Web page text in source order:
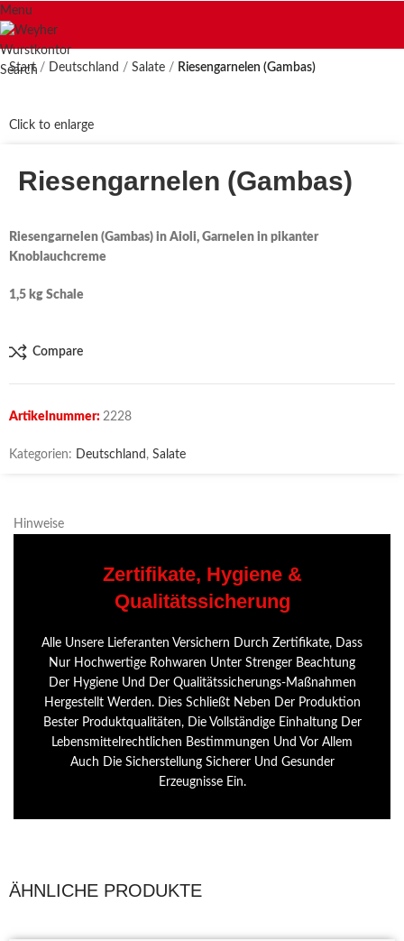
Menu
Search
Start Deutschland Salate Riesengarnelen (Gambas)
Click to enlarge
Riesengarnelen (Gambas)
Riesengarnelen (Gambas) in Aioli, Garnelen in pikanter
Knoblauchcreme
1,5 kg Schale
Compare
Artikelnummer: 2228
Kategorien: Deutschland , Salate
Hinweise
Zertifikate, Hygiene &
Qualitätssicherung
Alle Unsere Lieferanten Versichern Durch Zertifikate, Dass
Nur Hochwertige Rohwaren Unter Strenger Beachtung
Der Hygiene Und Der Qualitätssicherungs-Maßnahmen
Hergestellt Werden. Dies Schließt Neben Der Produktion
Bester Produktqualitäten, Die Vollständige Einhaltung Der
Lebensmittelrechtlichen Bestimmungen Und Vor Allem
Auch Die Sicherstellung Sicherer Und Gesunder
Erzeugnisse Ein.
ÄHNLICHE PRODUKTE